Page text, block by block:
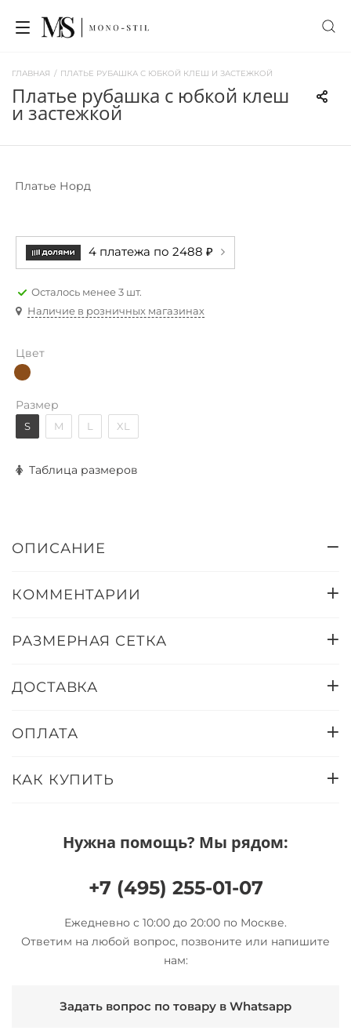
ГЛАВНАЯ / ПЛАТЬЕ РУБАШКА С ЮБКОЙ КЛЕШ И ЗАСТЕЖКОЙ
платье рубашка с юбкой клеш
и застежкой
Платье Норд
4 платежа по 2488 ₽
Осталось менее 3 шт.
Наличие в розничных магазинах
Цвет
Размер
S M L XL
Таблица размеров
ОПИСАНИЕ
КОММЕНТАРИИ
РАЗМЕРНАЯ СЕТКА
ДОСТАВКА
ОПЛАТА
КАК КУПИТЬ
Нужна помощь? Мы рядом:
+7 (495) 255-01-07
Ежедневно с 10:00 до 20:00 по Москве.
Ответим на любой вопрос, позвоните или напишите
нам:
Задать вопрос по товару в Whatsapp